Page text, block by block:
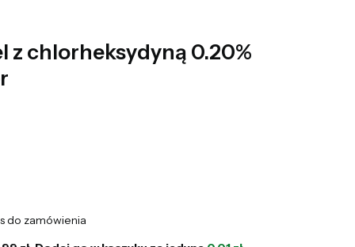
z chlorheksydyną 0.20%
do zamówienia